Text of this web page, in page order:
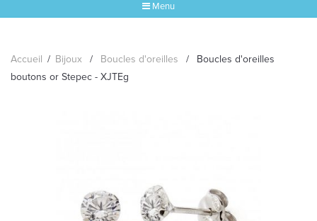
Menu
SWAROVSKI
BONNES AFFAIRES
Accueil / Bijoux / Boucles d'oreilles /
Boucles d'oreilles
boutons or Stepec - XJTEg